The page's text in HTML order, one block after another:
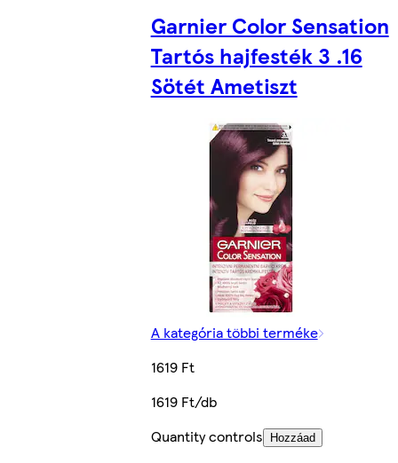
Garnier Color Sensation
Tartós hajfesték 3 .16
Sötét Ametiszt
A kategória többi terméke
1619 Ft
1619 Ft/db
Quantity controls
Hozzáad